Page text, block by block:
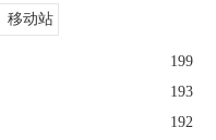
移动站
199
193
192